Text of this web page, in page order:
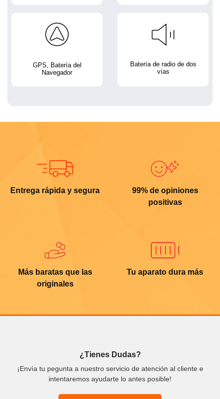
GPS, Batería del
Navegador
Batería de radio de dos
vías
Entrega rápida y segura
99% de opiniones
positivas
Más baratas que las
originales
Tu aparato dura más
¿Tienes Dudas?
¡Envía tu pegunta a nuestro servicio de atención al cliente e
intentaremos ayudarte lo antes posible!